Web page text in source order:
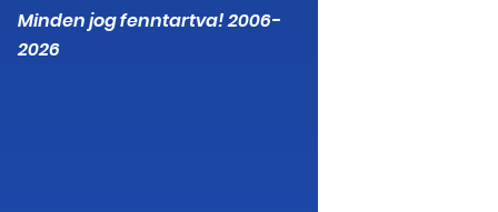
Minden jog fenntartva! 2006-
2026